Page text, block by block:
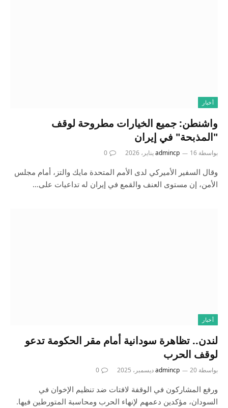
أخبار
واشنطن: جميع الخيارات مطروحة لوقف
"المذبحة" في إيران
بواسطة admincp 16 يناير، 2026 0
وقال السفير الأميركي لدى الأمم المتحدة مايك والتز، أمام مجلس
الأمن، إن مستوى العنف والقمع في إيران له تداعيات على…
أخبار
لندن.. تظاهرة سودانية أمام مقر الحكومة تدعو
لوقف الحرب
بواسطة admincp 20 ديسمبر، 2025 0
ورفع المشاركون في الوقفة لافتات ضد تنظيم الإخوان في
السودان، مؤكدين دعمهم لإنهاء الحرب ومحاسبة المتورطين فيها.